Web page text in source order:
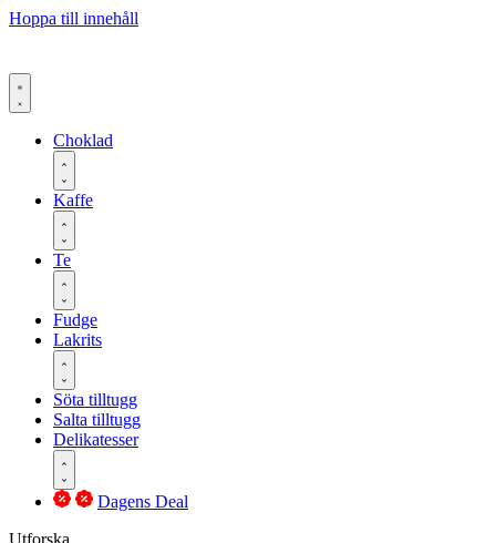
Hoppa till innehåll
Choklad
Kaffe
Te
Fudge
Lakrits
Söta tilltugg
Salta tilltugg
Delikatesser
Dagens Deal
Utforska